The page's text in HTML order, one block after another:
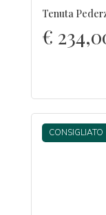
Tenuta
€
CONSIGLIATO